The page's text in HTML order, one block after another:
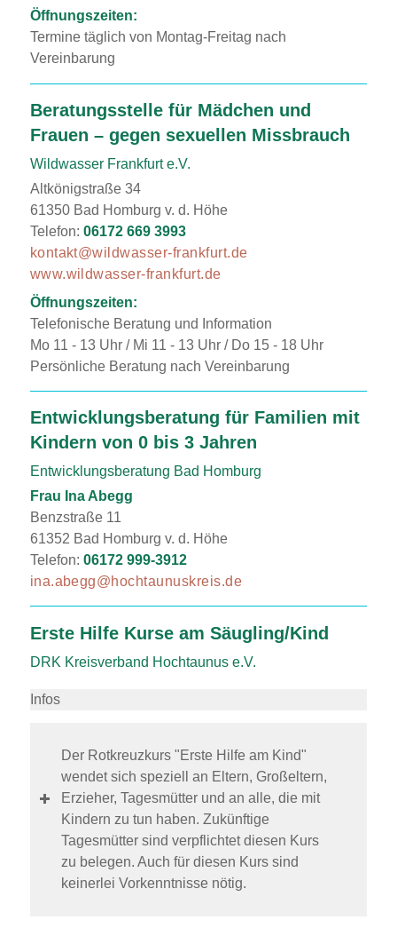
Öffnungszeiten:
Termine täglich von Montag-Freitag nach
Vereinbarung
Beratungsstelle für Mädchen und
Frauen – gegen sexuellen Missbrauch
Wildwasser Frankfurt e.V.
Altkönigstraße 34
61350 Bad Homburg v. d. Höhe
Telefon: 06172 669 3993
kontakt@wildwasser-frankfurt.de
www.wildwasser-frankfurt.de
Öffnungszeiten:
Telefonische Beratung und Information
Mo 11 - 13 Uhr / Mi 11 - 13 Uhr / Do 15 - 18 Uhr
Persönliche Beratung nach Vereinbarung
Entwicklungsberatung für Familien mit
Kindern von 0 bis 3 Jahren
Entwicklungsberatung Bad Homburg
Frau Ina Abegg
Benzstraße 11
61352 Bad Homburg v. d. Höhe
Telefon: 06172 999-3912
ina.abegg@hochtaunuskreis.de
Erste Hilfe Kurse am Säugling/Kind
DRK Kreisverband Hochtaunus e.V.
Infos
Der Rotkreuzkurs "Erste Hilfe am Kind"
wendet sich speziell an Eltern, Großeltern,
Erzieher, Tagesmütter und an alle, die mit
Kindern zu tun haben. Zukünftige
Tagesmütter sind verpflichtet diesen Kurs
zu belegen. Auch für diesen Kurs sind
keinerlei Vorkenntnisse nötig.